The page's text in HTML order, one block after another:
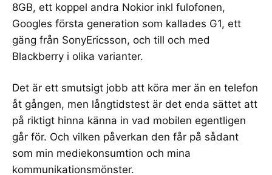
8GB, ett koppel andra Nokior inkl fulofonen,
Googles första generation som kallades G1, ett
gäng från SonyEricsson, och till och med
Blackberry i olika varianter.
Det är ett smutsigt jobb att köra mer än en telefon
åt gången, men långtidstest är det enda sättet att
på riktigt hinna känna in vad mobilen egentligen
går för. Och vilken påverkan den får på sådant
som min mediekonsumtion och mina
kommunikationsmönster.